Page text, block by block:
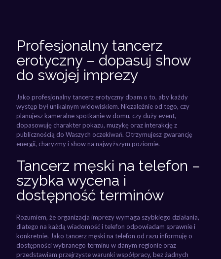
Profesjonalny tancerz
erotyczny – dopasuj show
do swojej imprezy
Jako profesjonalny tancerz erotyczny dbam o to, aby każdy
występ był unikalnym widowiskiem. Niezależnie od tego, czy
planujesz kameralne spotkanie w domu, czy duży event,
dopasowuję charakter pokazu, muzykę oraz interakcję z
publicznością do Waszych oczekiwań. Otrzymujesz gwarancję
energii, charyzmy i show na najwyższym poziomie.
Tancerz męski na telefon –
szybka wycena i
dostępność terminów
Rozumiem, że organizacja imprezy wymaga szybkiego działania,
dlatego na każdą wiadomość i telefon odpowiadam sprawnie i
konkretnie. Jako tancerz męski na telefon od razu informuję o
dostępności wybranego terminu w danym regionie oraz
przedstawiam przejrzyste warunki współpracy, bez żadnych